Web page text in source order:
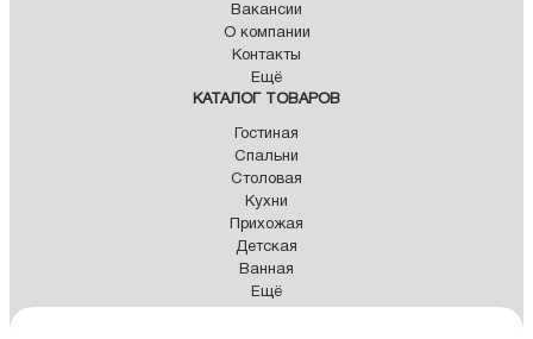
Вакансии
О компании
Контакты
Ещё
КАТАЛОГ ТОВАРОВ
Гостиная
Спальни
Столовая
Кухни
Прихожая
Детская
Ванная
Ещё